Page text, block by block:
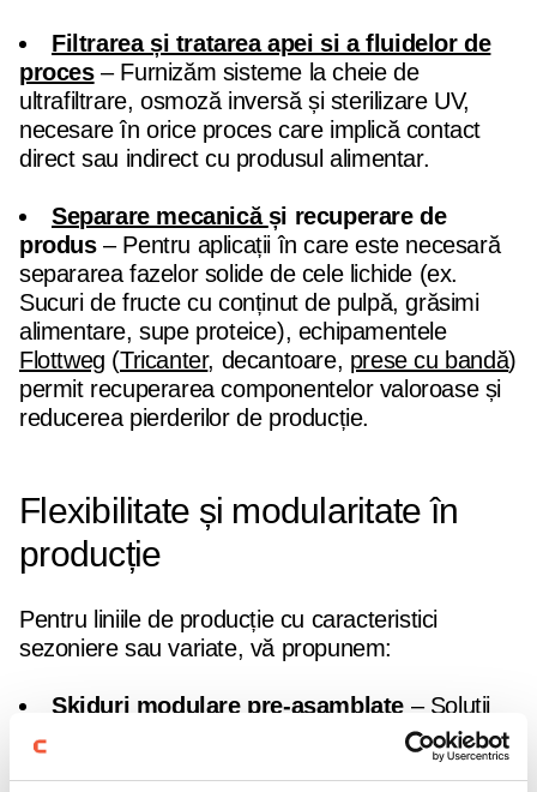
Filtrarea și tratarea apei si a fluidelor de
proces– Furnizăm sisteme la cheie de
ultrafiltrare, osmoză inversă și sterilizare UV,
necesare în orice proces care implică contact
direct sau indirect cu produsul alimentar.
Separare mecanicăși recuperare de
produs– Pentru aplicații în care este necesară
separarea fazelor solide de cele lichide (ex.
Sucuri de fructe cu conținut de pulpă, grăsimi
alimentare, supe proteice), echipamentele
Flottweg (Tricanter, decantoare, prese cu bandă)
permit recuperarea componentelor valoroase și
reducerea pierderilor de producție.
Flexibilitate și modularitate în
producție
Pentru liniile de producție cu caracteristici
sezoniere sau variate, vă propunem:
Skiduri modulare pre-asamblate – Soluții
„plug & play” pentru testare, creștere rapidă a
capacității de producție sau adaptare la rețete